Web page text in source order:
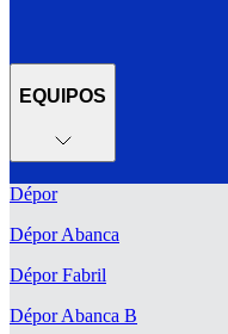
EQUIPOS
Dépor
Dépor Abanca
Dépor Fabril
Dépor Abanca B